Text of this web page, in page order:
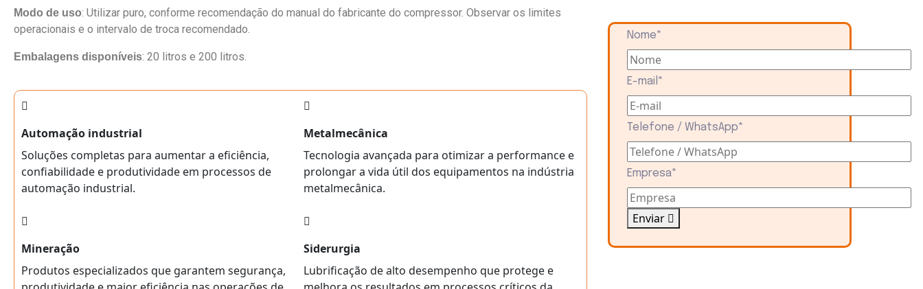
Modo de uso: Utilizar puro, conforme recomendação do manual do fabricante do compressor. Observar os limites
operacionais e o intervalo de troca recomendado.
Embalagens disponíveis: 20 litros e 200 litros.
Automação industrial
Soluções completas para aumentar a eficiência,
confiabilidade e produtividade em processos de
automação industrial.
Metalmecânica
Tecnologia avançada para otimizar a performance e
prolongar a vida útil dos equipamentos na indústria
metalmecânica.
Mineração
Produtos especializados que garantem segurança,
Siderurgia
Lubrificação de alto desempenho que protege e
Nome*
E-mail *
Telefone / WhatsApp*
Empresa*
Enviar